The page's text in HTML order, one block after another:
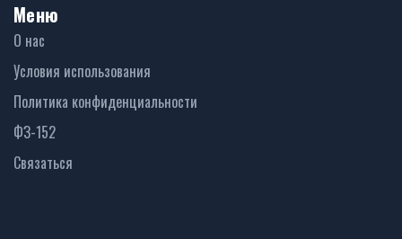
Меню
О нас
Условия использования
Политика конфиденциальности
ФЗ-152
Связаться